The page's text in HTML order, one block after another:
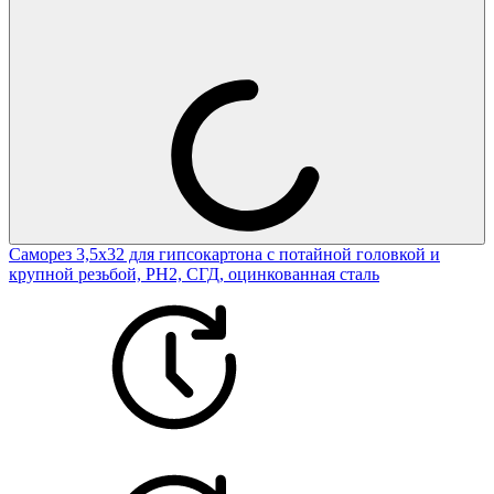
Саморез 3,5х32 для гипсокартона с потайной головкой и
крупной резьбой, PH2, СГД, оцинкованная сталь